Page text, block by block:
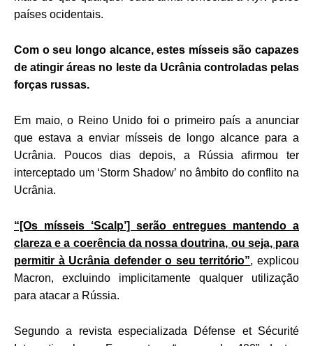
países ocidentais.
Com o seu longo alcance, estes mísseis são capazes
de atingir áreas no leste da Ucrânia controladas pelas
forças russas.
Em maio, o Reino Unido foi o primeiro país a anunciar
que estava a enviar mísseis de longo alcance para a
Ucrânia. Poucos dias depois, a Rússia afirmou ter
interceptado um ‘Storm Shadow’ no âmbito do conflito na
Ucrânia.
“[Os mísseis ‘Scalp’] serão entregues mantendo a
clareza e a coerência da nossa doutrina, ou seja, para
permitir à Ucrânia defender o seu território”, explicou
Macron, excluindo implicitamente qualquer utilização
para atacar a Rússia.
Segundo a revista especializada Défense et Sécurité